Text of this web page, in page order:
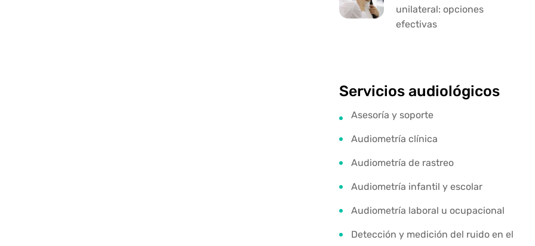
unilateral: opciones
efectivas
Servicios audiológicos
Asesoría y soporte
Audiometría clínica
Audiometría de rastreo
Audiometría infantil y escolar
Audiometría laboral u ocupacional
Detección y medición del ruido en el